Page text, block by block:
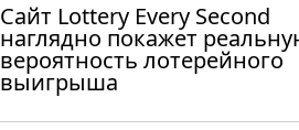
Сайт Lottery Every Second
наглядно покажет
вероятность лотерейного
выигрыша